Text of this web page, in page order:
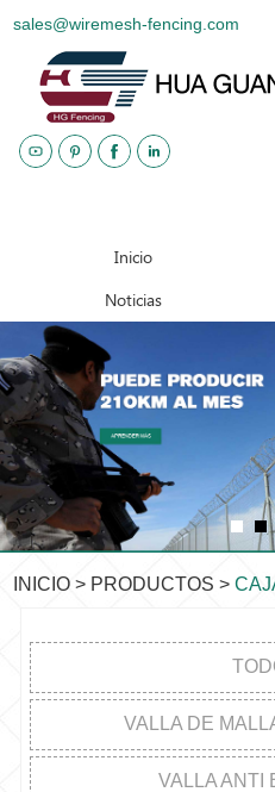
sales@wiremesh-fencing.com
Inicio
Noticias
INICIO > PRODUCTOS >
VALLA DE
VALLA ANTI